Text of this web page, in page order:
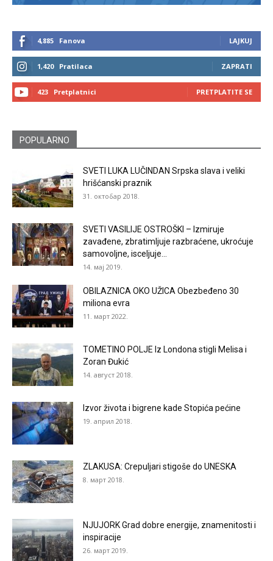
4,885 Fanova LAJKUJ
1,420 Pratilaca ZAPRATI
423 Pretplatnici PRETPLATITE SE
POPULARNO
SVETI LUKA LUČINDAN Srpska slava i veliki
hrišćanski praznik
31. октобар 2018.
SVETI VASILIJE OSTROŠKI – Izmiruje
zavađene, zbratimljuje razbraćene, ukroćuje
samovoljne, isceljuje...
14. мај 2019.
OBILAZNICA OKO UŽICA Obezbeđeno 30
miliona evra
11. март 2022.
TOMETINO POLJE Iz Londona stigli Melisa i
Zoran Đukić
14. август 2018.
Izvor života i bigrene kade Stopića pećine
19. април 2018.
ZLAKUSA: Crepuljari stigoše do UNESKA
8. март 2018.
NJUJORK Grad dobre energije, znamenitosti i
inspiracije
26. март 2019.